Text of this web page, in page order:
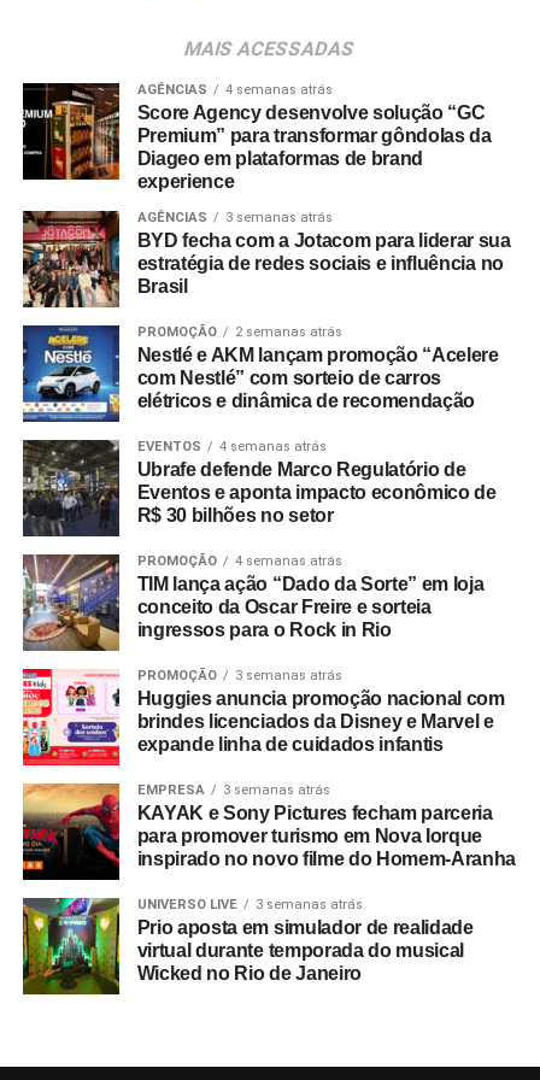
o fortalecimento desse mercado, que ainda tem um
enorme potencial de crescimento no país”, destaca
Johnny Reitzfeld, fundador eCEOda Amicci.
cadeia produtiva — incluindo varejistas, fabricantes,
distribuidores, fornecedores e consultores —
interessados no mapeamento de tendências e na
MAIS ACESSADAS
AGÊNCIAS 4 semanas atrás
Score Agency desenvolve solução “GC
Premium” para transformar gôndolas da
Diageo em plataformas de brand
experience
AGÊNCIAS 3 semanas atrás
BYD fecha com a Jotacom para liderar sua
estratégia de redes sociais e influência no
Brasil
PROMOÇÃO 2 semanas atrás
Nestlé e AKM lançam promoção “Acelere
com Nestlé” com sorteio de carros
elétricos e dinâmica de recomendação
EVENTOS 4 semanas atrás
Ubrafe defende Marco Regulatório de
Eventos e aponta impacto econômico de
R$ 30 bilhões no setor
PROMOÇÃO 4 semanas atrás
TIM lança ação “Dado da Sorte” em loja
conceito da Oscar Freire e sorteia
ingressos para o Rock in Rio
PROMOÇÃO 3 semanas atrás
Huggies anuncia promoção nacional com
brindes licenciados da Disney e Marvel e
expande linha de cuidados infantis
EMPRESA 3 semanas atrás
KAYAK e Sony Pictures fecham parceria
para promover turismo em Nova Iorque
inspirado no novo filme do Homem-Aranha
UNIVERSO LIVE 3 semanas atrás
Prio aposta em simulador de realidade
virtual durante temporada do musical
Wicked no Rio de Janeiro